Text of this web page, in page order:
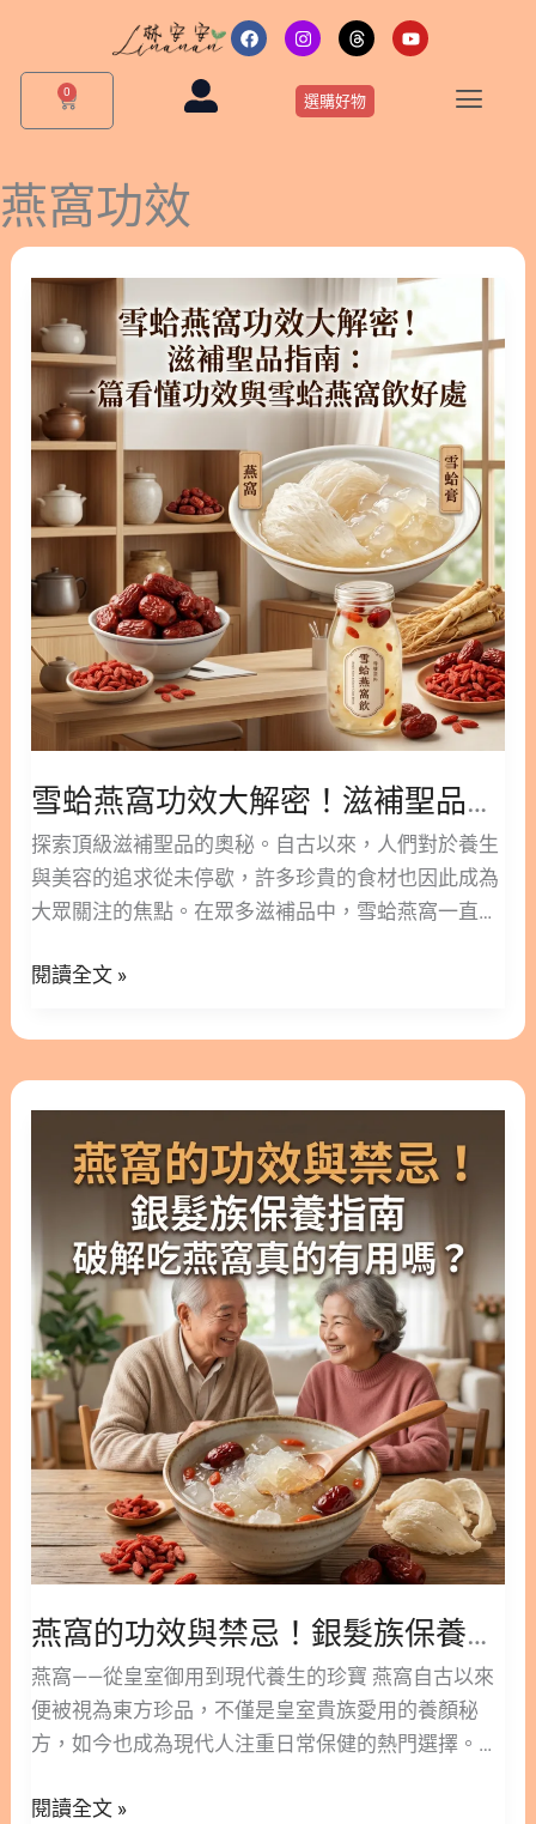
容
F
a
c
I
n
s
t
a
g
T
h
r
e
a
d
Y
o
u
0
購
物
籃
選購好物
燕窩功效
雪蛤燕窩功效大解密！滋補聖品指南：一篇看懂功效與雪蛤燕窩飲好處
探索頂級滋補聖品的奧秘。自古以來，人們對於養生
與美容的追求從未停歇，許多珍貴的食材也因此成為
大眾關注的焦點。在眾多滋補品中，雪蛤燕窩一直享
深受許多注重保養的現代人喜愛。許多知名人士與女
武器。 然而，面對市場上琳瑯滿目的保健選擇，許多
人可能會感到困惑，不知該從何下手。究竟雪蛤燕窩
是什麼？它們各自擁有什麼樣的營養價值？在食用上
又有哪些需要注意的地方？林安安營養師將帶您深入
了解雪蛤燕窩功效，並詳細探討雪蛤燕窩禁忌。 版本
閱讀>> 告別繁瑣燉煮！雪蛤燕窩飲功效揭秘，帶您
避開雪蛤燕窩禁忌 隱藏/顯示內容目錄 內容目錄 : 顯
示/隱藏 1. 揭開珍貴食材的面紗：雪蛤燕窩是什麼？
1.1. 燕窩的來源與特色 1.2. 雪蛤的來源與特色 2. 雙
效滋養：雪蛤燕窩功效完整解析 2.1. 燕窩的溫潤滋補
好處 2.2. 雪蛤的養生好處 2.3. 兩者結合的美容與養生
加乘 3. 食用前請留意：雪蛤燕窩禁忌與適合族群 3.1.
燕窩的適用人群相當廣泛 3.2. 雪蛤的食用限制與潛在
禁忌 4. 為自己的健康投資：立即挑選適合您的養生
珍品 5. 雪蛤燕窩的常見問題 FAQ 1. 揭開珍貴食材的
面紗：雪蛤燕窩是什麼？ 要了解這些高級補品帶來的
好處，我們首先需要釐清雪蛤燕窩是什麼。雖然這兩
者經常被相提並論，但它們的來源與性質其實有著明
顯的差異。了解它們的本質，能幫助我們更好地吸收
其營養。 1.1. 燕窩的來源與特色 燕窩，顧名思義，
主要來自於金絲燕的唾液分泌物。金絲燕在築巢時，
會分泌出一種帶有特有馨香的膠狀液體，凝結後便成
高的水溶性蛋白質，比例大約佔了50%，同時也含有
蛤
燕
窩
效
大
解
密！
聖
品
指
篇
看
懂
功
與
蛤
閱讀全文 »
燕窩的功效與禁忌！銀髮族保養指南│破解吃燕窩真的有用嗎？
燕窩——從皇室御用到現代養生的珍寶 燕窩自古以來
便被視為東方珍品，不僅是皇室貴族愛用的養顏秘
方，如今也成為現代人注重日常保健的熱門選擇。燕
穴，經過清理與加工後，便成為我們熟知的營養補給
與
禁
忌！
銀
髮
族
保
養
指
南
破
解
吃
燕
真
閱讀全文 »